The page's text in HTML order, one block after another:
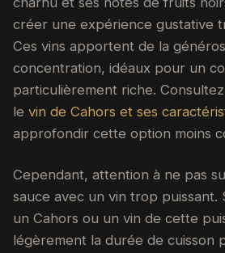
créer une expérience gustative
Ces vins apportent de la
concentration, idéaux pour un
particulièrement riche.
le vin de Cahors et ses
approfondir cette option moins
Cependant, attention à ne pas
sauce avec un vin trop puissant.
un Cahors ou un vin de cette
légèrement la durée de cuisson